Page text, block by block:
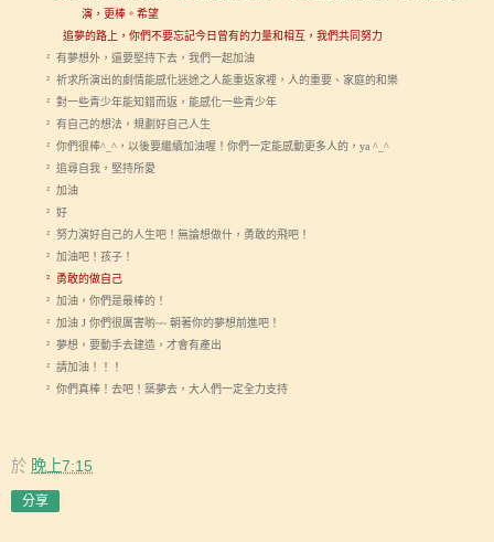
演，更棒。希望
追夢的路上，你們不要忘記今日曾有的力量和相互，我們共同努力
² 有夢想外，還要堅持下去，我們一起加油
² 祈求所演出的劇情能感化迷途之人能重返家裡，人的重要、家庭的和樂
² 對一些青少年能知錯而返，能感化一些青少年
² 有自己的想法，規劃好自己人生
² 你們很棒^_^ ，以後要繼續加油喔！你們一定能感動更多人的， ya ^_^
² 追尋自我，堅持所愛
² 加油
² 好
² 努力演好自己的人生吧！無論想做什，勇敢的飛吧！
² 加油吧！孩子！
² 勇敢的做自己
² 加油，你們是最棒的！
² 加油 J 你們很厲害喲~~ 朝著你的夢想前進吧！
² 夢想，要動手去建造，才會有產出
² 請加油！！！
² 你們真棒！去吧！築夢去，大人們一定全力支持
於 晚上7:15
分享